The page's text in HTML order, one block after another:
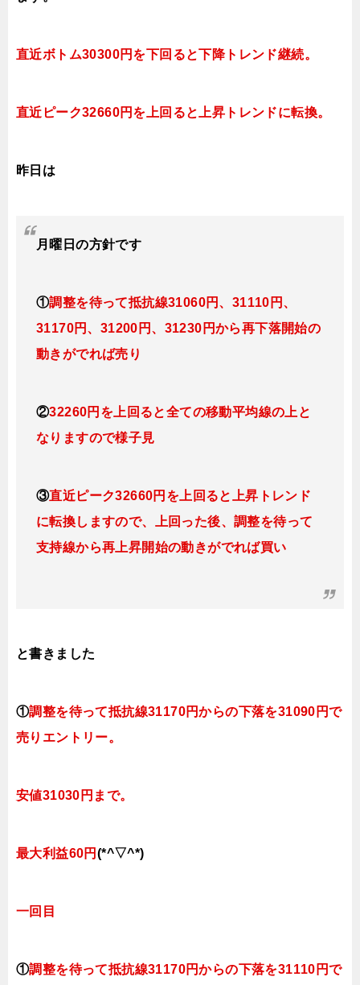
直近ボトム30300円を下回ると下降トレンド継続。
直近ピーク32660円を上回ると上昇トレンドに転換。
昨日は
月曜日の方針です
①調整を待って抵抗線31060円、31110円、
31170円、31200円、31230円から再下落開始の
動きがでれば売り
②32260円を上回ると全ての移動平均線の上と
なり ますので様子見
③直近ピーク32660円を上回ると上昇トレンド
に転換しますので、上回った後、調整を待って
支持線から再上昇開始の動きがでれば買い
と書きました
①調整を待って抵抗線31170円からの下落を31090円で
売りエントリー。
安値31030円まで。
最大利益60円 (*^▽^*)
一回目
①調整を待って抵抗線31170円からの下落を31110円で